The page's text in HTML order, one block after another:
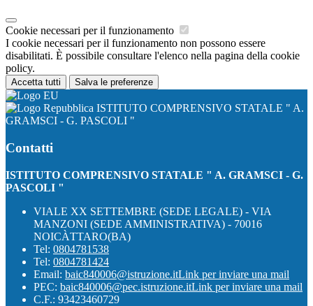
Cookie necessari per il funzionamento
I cookie necessari per il funzionamento non possono essere
disabilitati. È possibile consultare l'elenco nella pagina della cookie
policy.
Accetta tutti Salva le preferenze
ISTITUTO COMPRENSIVO STATALE " A.
GRAMSCI - G. PASCOLI "
Contatti
ISTITUTO COMPRENSIVO STATALE " A. GRAMSCI - G.
PASCOLI "
VIALE XX SETTEMBRE (SEDE LEGALE) - VIA
MANZONI (SEDE AMMINISTRATIVA) - 70016
NOICÀTTARO(BA)
Tel: 0804781538
Tel: 0804781424
Email: baic840006@istruzione.itLink per inviare una mail
PEC: baic840006@pec.istruzione.itLink per inviare una mail
C.F.: 93423460729